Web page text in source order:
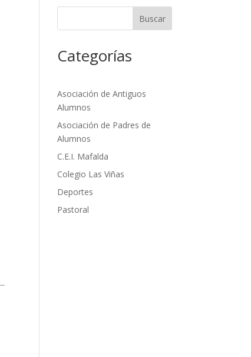
Buscar
Categorías
Asociación de Antiguos
Alumnos
Asociación de Padres de
Alumnos
C.E.I. Mafalda
Colegio Las Viñas
Deportes
Pastoral